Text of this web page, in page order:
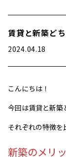
賃貸と新築ど
2024.04.18
こんにちは！
今回は賃貸と新築
それぞれの特徴を
新築のメリ